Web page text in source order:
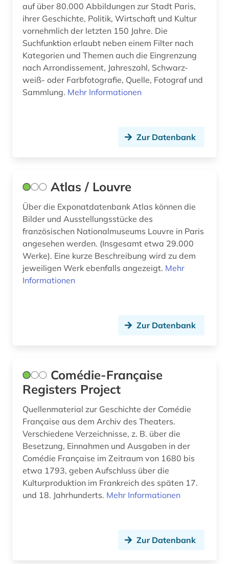
auf über 80.000 Abbildungen zur Stadt Paris,
ihrer Geschichte, Politik, Wirtschaft und Kultur
vornehmlich der letzten 150 Jahre. Die
Suchfunktion erlaubt neben einem Filter nach
Kategorien und Themen auch die Eingrenzung
nach Arrondissement, Jahreszahl, Schwarz-
weiß- oder Farbfotografie, Quelle, Fotograf und
Sammlung. Mehr Informationen
Zur Datenbank
Atlas / Louvre
Über die Exponatdatenbank Atlas können die
Bilder und Ausstellungsstücke des
französischen Nationalmuseums Louvre in Paris
angesehen werden. (Insgesamt etwa 29.000
Werke). Eine kurze Beschreibung wird zu dem
jeweiligen Werk ebenfalls angezeigt. Mehr
Informationen
Zur Datenbank
Comédie-Française
Registers Project
Quellenmaterial zur Geschichte der Comédie
Française aus dem Archiv des Theaters.
Verschiedene Verzeichnisse, z. B. über die
Besetzung, Einnahmen und Ausgaben in der
Comédie Française im Zeitraum von 1680 bis
etwa 1793, geben Aufschluss über die
Kulturproduktion im Frankreich des späten 17.
und 18. Jahrhunderts. Mehr Informationen
Zur Datenbank